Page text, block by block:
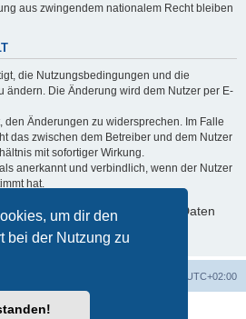
um dir den
bei der Nutzung zu
aus zwingendem nationalem Recht bleiben
die Nutzungsbedingungen und die
ändern. Die Änderung wird dem Nutzer per E-
den Änderungen zu widersprechen. Im Falle
das zwischen dem Betreiber und dem Nutzer
mit sofortiger Wirkung.
anerkannt und verbindlich, wenn der Nutzer
hat.
mit deinen persönlichen Daten
enthalten.
UTC+02:00
® Forum Software © phpBB Limited